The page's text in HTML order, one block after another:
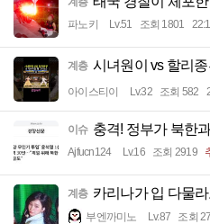
파노키 Lv.51 조회 1801
계층 시녀원이 vs 할리
아이스티이 Lv.32 조회 582
이슈 충격! 정부가 북한
Ajfucn124 Lv.16 조회 2919
계층 카리나가 입 다물
부엔까미노 Lv.87 조회